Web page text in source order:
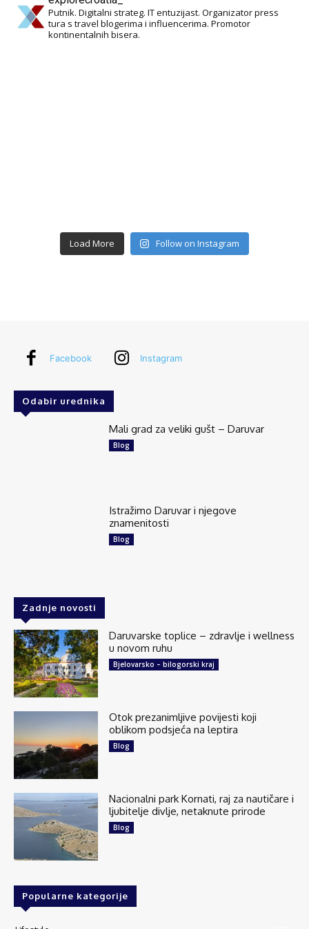
Putnik. Digitalni strateg. IT entuzijast. Organizator press
tura s travel blogerima i influencerima. Promotor
kontinentalnih bisera.
Load More Follow on Instagram
Facebook Instagram
Odabir urednika
Mali grad za veliki gušt – Daruvar
Blog
Istražimo Daruvar i njegove
znamenitosti
Blog
Zadnje novosti
Daruvarske toplice – zdravlje i wellness
u novom ruhu
Bjelovarsko – bilogorski kraj
Otok prezanimljive povijesti koji
oblikom podsjeća na leptira
Blog
Nacionalni park Kornati, raj za nautičare i
ljubitelje divlje, netaknute prirode
Blog
Popularne kategorije